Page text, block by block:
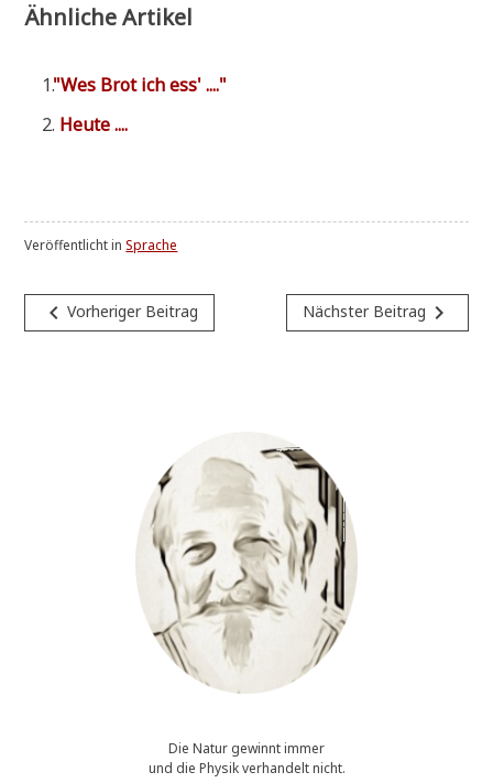
Ähnliche Artikel
"Wes Brot ich ess' ...."
Heu­te ....
Veröffentlicht inSprache
Beitragsnavigation
navigate_beforeVorheriger Beitrag Nächster Beitrag navigate_next
Die Natur gewinnt immer
und die Physik verhandelt nicht.